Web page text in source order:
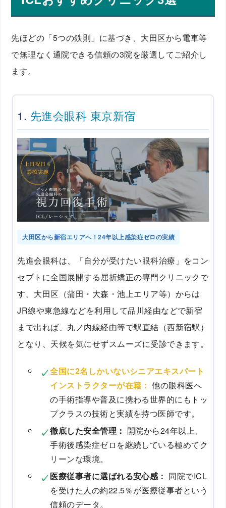
先ほどの「5つの鉄則」に基づき、大田区から電車等
で無理なく通院できる信頼の3院を厳選してご紹介し
ます。
1. 先進会眼科 東京新宿
大田区から新宿エリアへ！24年以上感染症ゼロの実績
先進会眼科は、「自分が受けたい眼科治療」をコン
セプトに全国展開する屈折矯正の専門クリニックで
す。大田区（蒲田・大森・池上エリア等）からは
JR線や東急線などを利用して品川経由などで新宿
まで出れば、丸ノ内線経由等で駅直結（西新宿駅）
となり、天候を気にせずスムーズに受診できます。
全国に2名しかいないシニアエキスパート
インストラクターが在籍： 他の眼科医へ
の手術指導や普及に携わる世界的にもトッ
プクラスの技術と実績を持つ医師です。
徹底した安全管理： 開院から24年以上、
手術後感染症ゼロを継続している極めてク
リーンな環境。
医療従事者に選ばれる安心感： 同院でICL
を受けた人の約22.5％が医療従事者という
信頼のデータ。